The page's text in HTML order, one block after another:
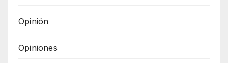
Opinión
Opiniones